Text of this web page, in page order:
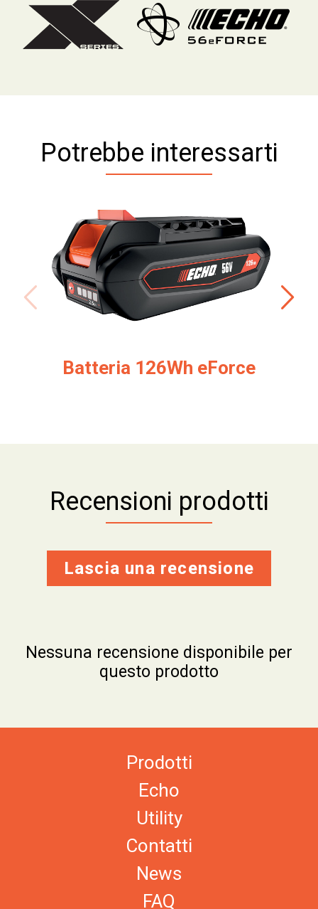
Potrebbe interessarti
Batteria 126Wh eForce
Recensioni prodotti
Lascia una recensione
Nessuna recensione disponibile per
questo prodotto
Prodotti
Echo
Utility
Contatti
News
FAQ